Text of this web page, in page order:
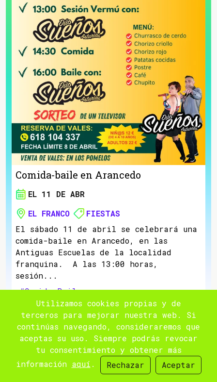
Comida-baile en Arancedo
EL 11 DE ABR
EL FRANCO
FIESTAS
El sábado 11 de abril se celebrará una
comida-baile en Arancedo, en las
Antiguas Escuelas de la localidad
franquina. A las 13:00 horas,
sesión...
#Comida-Baile
Utilizamos cookies propias y de
terceros para mejorar nuestra web. Si
continúas navegando, consideraremos que
aceptas su uso. Siempre podrás revocar
tu consentimiento y obtener más
información aquí . Rechazar Aceptar